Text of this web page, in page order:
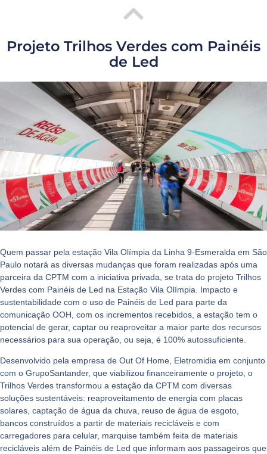
Projeto Trilhos Verdes com Painéis
de Led
Quem passar pela estação Vila Olímpia da Linha 9-Esmeralda em São
Paulo notará as diversas mudanças que foram realizadas após uma
parceira da CPTM com a iniciativa privada, se trata do projeto Trilhos
Verdes com Painéis de Led na Estação Vila Olímpia. Impacto e
sustentabilidade com o uso de Painéis de Led para parte da
comunicação OOH, com os incrementos recebidos, a estação tem o
potencial de gerar, captar ou reaproveitar a maior parte dos recursos
necessários para sua operação, ou seja, é 100% autossuficiente.
Desenvolvido pela empresa de Out Of Home, Eletromidia em conjunto
com o GrupoSantander, que viabilizou financeiramente o projeto, o
Trilhos Verdes transformou a estação da CPTM com diversas
soluções sustentáveis: reaproveitamento de energia com placas
solares, captação de água da chuva, reuso de água de esgoto,
bancos construídos a partir de materiais recicláveis e com
carregadores para celular, marquise também feita de materiais
recicláveis além de Painéis de Led que informam aos passageiros que